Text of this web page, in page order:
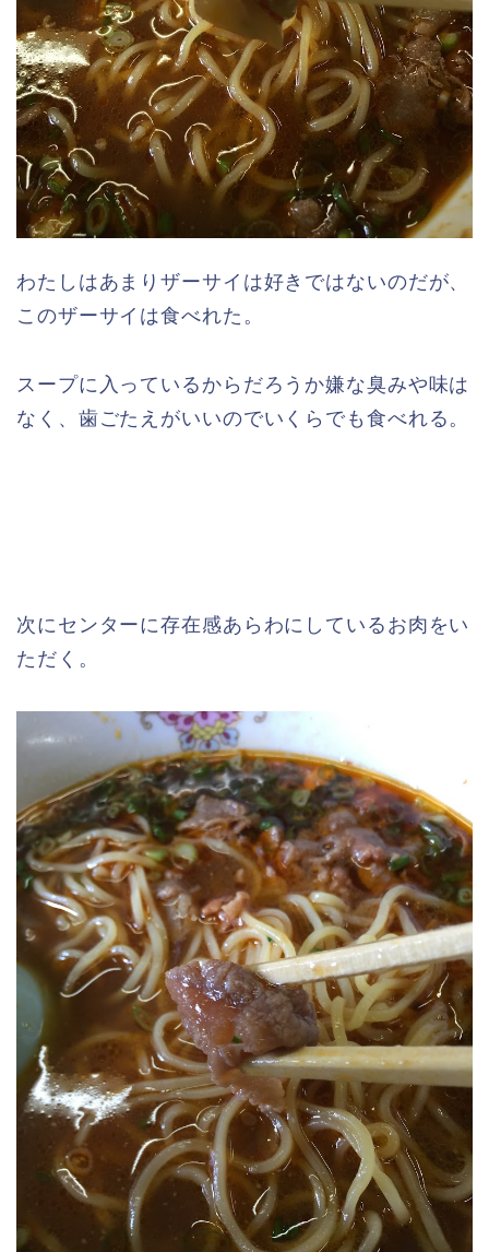
わたしはあまりザーサイは好きではないのだが、
このザーサイは食べれた。
スープに入っているからだろうか嫌な臭みや味は
なく、歯ごたえがいいのでいくらでも食べれる。
次にセンターに存在感あらわにしているお肉をい
ただく。